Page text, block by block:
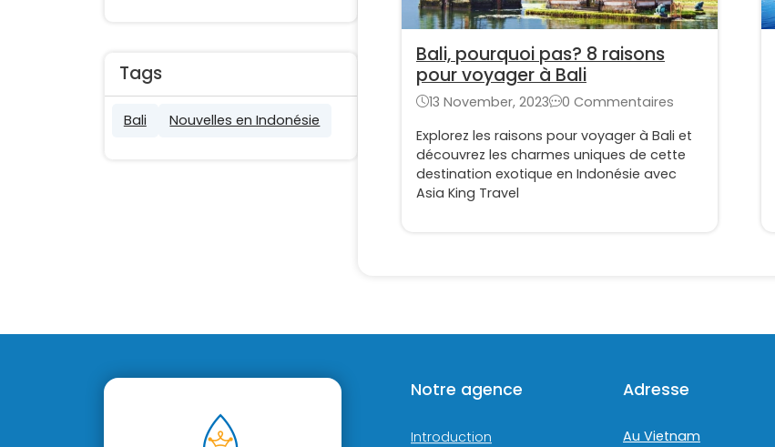
Tags
Bali Nouvelles en Indonésie
Bali, pourquoi pas? 8 raisons
pour voyager à Bali
13 November, 2023
0 Commentaires
Explorez les raisons pour voyager à Bali et
découvrez les charmes uniques de cette
destination exotique en Indonésie avec
Asia King Travel
Notre agence
Introduction
Adresse
Au Vietnam